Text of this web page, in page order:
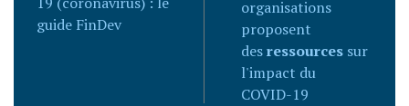
guide FinDev
organisations
proposent
desressources sur
l'impact du
COVID-19